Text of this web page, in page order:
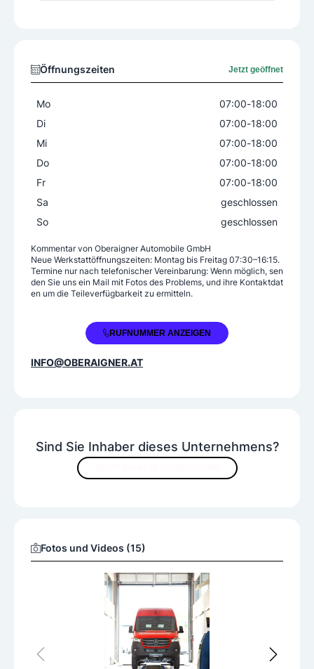
Sind Sie Inhaber dieses Unternehmens?
Fotos und Videos (15)
Öffnungszeiten Jetzt geöffnet
Mo 07:00-18:00
Di
07:00-18:00
Mi
07:00-18:00
Do
07:00-18:00
Fr
07:00-18:00
Sa
geschlossen
So
geschlossen
Kommentar von Oberaigner Automobile GmbH
Neue Werkstattöffnungszeiten: Montag bis Freitag 07:30–16:15.
Termine nur nach telefonischer Vereinbarung: Wenn möglich, sen
den Sie uns ein Mail mit Fotos des Problems, und ihre Kontaktdat
en um die Teileverfügbarkeit zu ermitteln.
+43 7289 4000RUFNUMMER ANZEIGEN
INFO@OBERAIGNER.AT